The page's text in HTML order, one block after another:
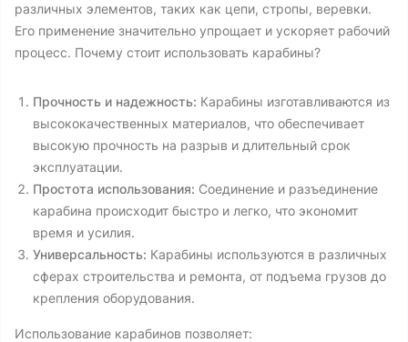
различных элементов, таких как цепи, стропы, веревки.
Его применение значительно упрощает и ускоряет рабочий
процесс. Почему стоит использовать карабины?
Прочность и надежность: Карабины изготавливаются из
высококачественных материалов, что обеспечивает
высокую прочность на разрыв и длительный срок
эксплуатации.
Простота использования: Соединение и разъединение
карабина происходит быстро и легко, что экономит
время и усилия.
Универсальность: Карабины используются в различных
сферах строительства и ремонта, от подъема грузов до
крепления оборудования.
Использование карабинов позволяет: